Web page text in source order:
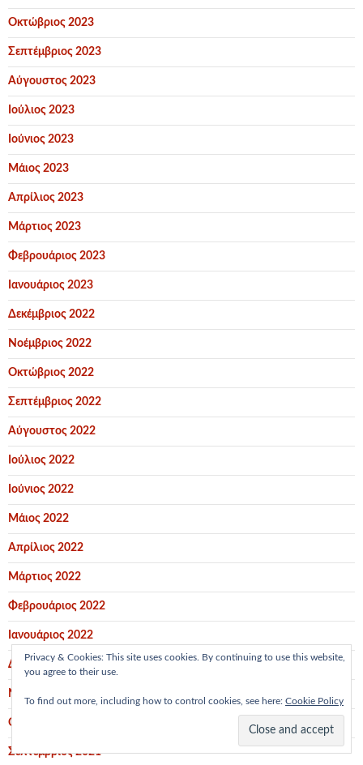
Οκτώβριος 2023
Σεπτέμβριος 2023
Αύγουστος 2023
Ιούλιος 2023
Ιούνιος 2023
Μάιος 2023
Απρίλιος 2023
Μάρτιος 2023
Φεβρουάριος 2023
Ιανουάριος 2023
Δεκέμβριος 2022
Νοέμβριος 2022
Οκτώβριος 2022
Σεπτέμβριος 2022
Αύγουστος 2022
Ιούλιος 2022
Ιούνιος 2022
Μάιος 2022
Απρίλιος 2022
Μάρτιος 2022
Φεβρουάριος 2022
Ιανουάριος 2022
Δεκέμβριος 2021
Νοέμβριος 2021
Οκτώβριος 2021
Σεπτέμβριος 2021
Privacy & Cookies: This site uses cookies. By continuing to use this website,
you agree to their use.
To find out more, including how to control cookies, see here: Cookie Policy